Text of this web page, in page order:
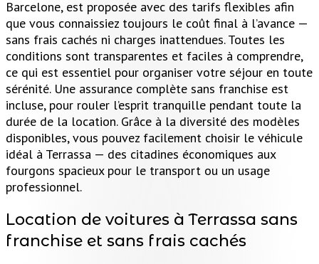
Barcelone, est proposée avec des tarifs flexibles afin
que vous connaissiez toujours le coût final à l’avance —
sans frais cachés ni charges inattendues. Toutes les
conditions sont transparentes et faciles à comprendre,
ce qui est essentiel pour organiser votre séjour en toute
sérénité. Une assurance complète sans franchise est
incluse, pour rouler l’esprit tranquille pendant toute la
durée de la location. Grâce à la diversité des modèles
disponibles, vous pouvez facilement choisir le véhicule
idéal à Terrassa — des citadines économiques aux
fourgons spacieux pour le transport ou un usage
professionnel.
Location de voitures à Terrassa sans
franchise et sans frais cachés